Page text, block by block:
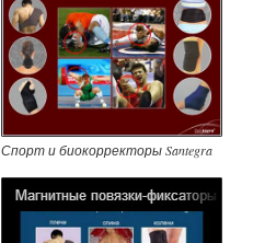
Спорт и биокорректоры Santegra